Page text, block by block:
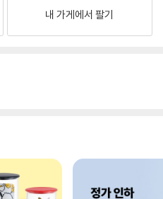
내 가게에서 팔기